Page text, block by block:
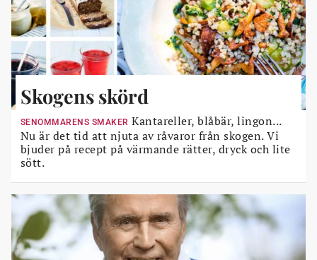
Skogens skörd
SENOMMARENS SMAKER Kantareller, blåbär, lingon...
Nu är det tid att njuta av råvaror från skogen. Vi
bjuder på recept på värmande rätter, dryck och lite
sött.